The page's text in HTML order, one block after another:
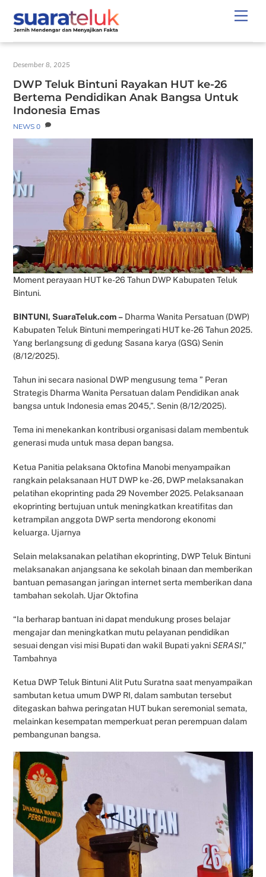
content
Desember 8, 2025
DWP Teluk Bintuni Rayakan HUT ke-26
Bertema Pendidikan Anak Bangsa Untuk
Indonesia Emas
NEWS 0
Moment perayaan HUT ke-26 Tahun DWP Kabupaten Teluk
Bintuni.
BINTUNI, SuaraTeluk.com – Dharma Wanita Persatuan (DWP)
Kabupaten Teluk Bintuni memperingati HUT ke-26 Tahun 2025.
Yang berlangsung di gedung Sasana karya (GSG) Senin
(8/12/2025).
Tahun ini secara nasional DWP mengusung tema ” Peran
Strategis Dharma Wanita Persatuan dalam Pendidikan anak
bangsa untuk Indonesia emas 2045,”. Senin (8/12/2025).
Tema ini menekankan kontribusi organisasi dalam membentuk
generasi muda untuk masa depan bangsa.
Ketua Panitia pelaksana Oktofina Manobi menyampaikan
rangkain pelaksanaan HUT DWP ke -26, DWP melaksanakan
pelatihan ekoprinting pada 29 November 2025. Pelaksanaan
ekoprinting bertujuan untuk meningkatkan kreatifitas dan
ketrampilan anggota DWP serta mendorong ekonomi
keluarga. Ujarnya
Selain melaksanakan pelatihan ekoprinting, DWP Teluk Bintuni
melaksanakan anjangsana ke sekolah binaan dan memberikan
bantuan pemasangan jaringan internet serta memberikan dana
tambahan sekolah. Ujar Oktofina
“Ia berharap bantuan ini dapat mendukung proses belajar
mengajar dan meningkatkan mutu pelayanan pendidikan
sesuai dengan visi misi Bupati dan wakil Bupati yakniSERASI,”
Tambahnya
Ketua DWP Teluk Bintuni Alit Putu Suratna saat menyampaikan
sambutan ketua umum DWP RI, dalam sambutan tersebut
ditegaskan bahwa peringatan HUT bukan seremonial semata,
melainkan kesempatan memperkuat peran perempuan dalam
pembangunan bangsa.